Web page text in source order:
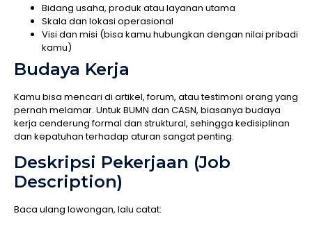
Bidang usaha, produk atau layanan utama
Skala dan lokasi operasional
Visi dan misi (bisa kamu hubungkan dengan nilai pribadi
kamu)
Budaya Kerja
Kamu bisa mencari di artikel, forum, atau testimoni orang yang
pernah melamar. Untuk BUMN dan CASN, biasanya budaya
kerja cenderung formal dan struktural, sehingga kedisiplinan
dan kepatuhan terhadap aturan sangat penting.
Deskripsi Pekerjaan (Job
Description)
Baca ulang lowongan, lalu catat: